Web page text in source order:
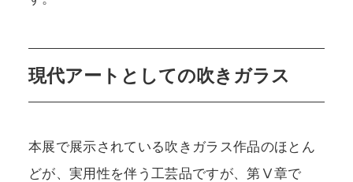
現代アートとしての吹きガラス
本展で展示されている吹きガラス作品のほとん
どが、実用性を伴う工芸品ですが、第Ⅴ章で